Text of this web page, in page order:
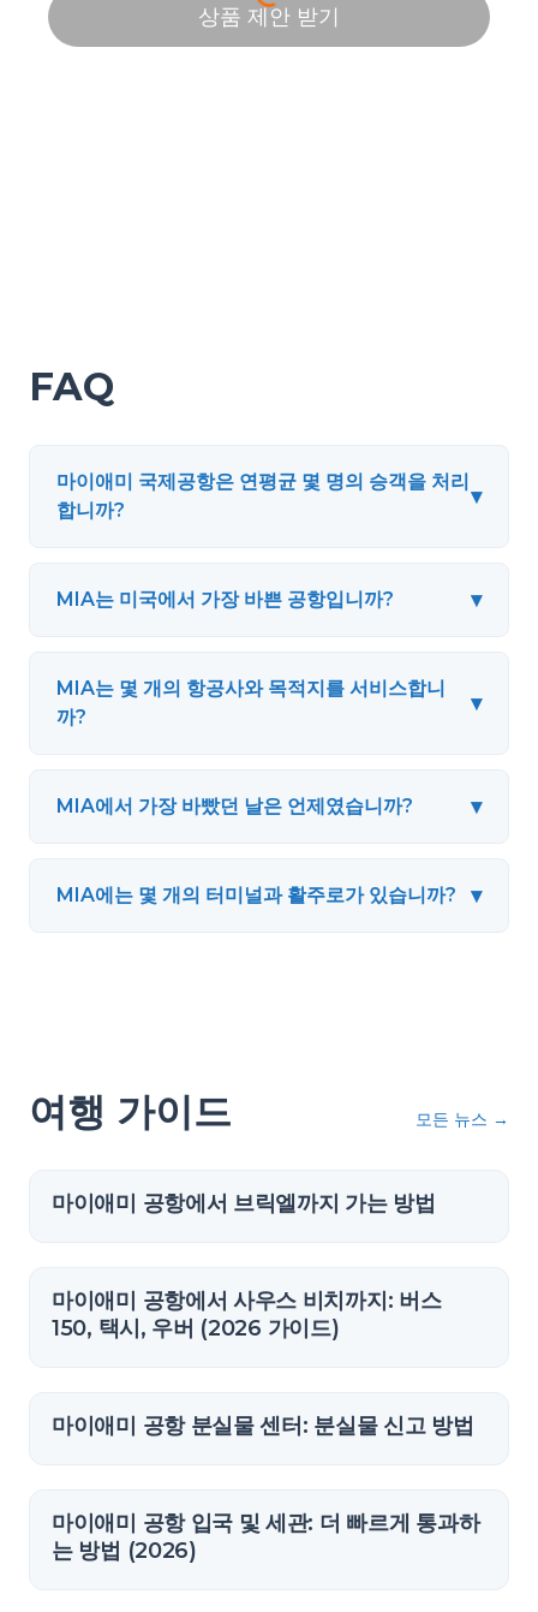
FAQ
마이애미 국제공항은 연평균 몇 명의 승객을 처리
합니까?
▾
MIA는 미국에서 가장 바쁜 공항입니까? ▾
MIA는 몇 개의 항공사와 목적지를 서비스합니
까?
▾
MIA에서 가장 바빴던 날은 언제였습니까? ▾
MIA에는 몇 개의 터미널과 활주로가 있습니까? ▾
여행 가이드 모든 뉴스 →
마이애미 공항에서 브릭엘까지 가는 방법
마이애미 공항에서 사우스 비치까지: 버스
150, 택시, 우버 (2026 가이드)
마이애미 공항 분실물 센터: 분실물 신고 방법
마이애미 공항 입국 및 세관: 더 빠르게 통과하
는 방법 (2026)